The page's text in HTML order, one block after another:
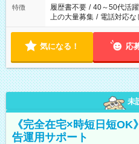
合は応募できません。
特徴 履歴書不要 / 40～50代活
上の大量募集 / 電話対応な
気になる！ 応
未
《完全在宅×時短日短
告運用サポート